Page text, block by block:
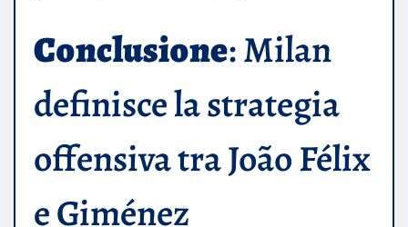
Conclusione: Milan
definisce la strategia
offensiva tra João Félix
e Giménez